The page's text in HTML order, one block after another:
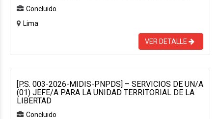
Concluido
Lima
VER DETALLE
[P.S. 003-2026-MIDIS-PNPDS] – SERVICIOS DE UN/A
(01) JEFE/A PARA LA UNIDAD TERRITORIAL DE LA
LIBERTAD
Concluido